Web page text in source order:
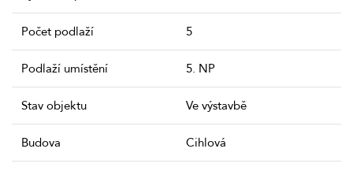
Počet podlaží 5
Podlaží umístění 5. NP
Stav objektu Ve výstavbě
Budova Cihlová